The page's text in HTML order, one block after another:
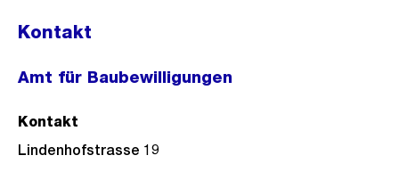
Kontakt
Amt für Baubewilligungen
Kontakt
Lindenhofstrasse 19